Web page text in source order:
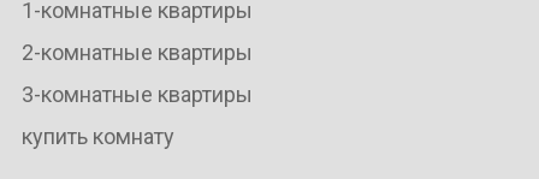
1-комнатные квартиры
2-комнатные квартиры
3-комнатные квартиры
купить комнату